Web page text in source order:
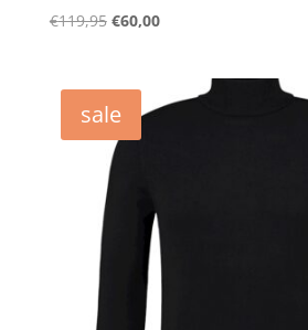
€119,95 Oorspronkelijke
€119,95.
€60,00Huidige
€60,00.
sale